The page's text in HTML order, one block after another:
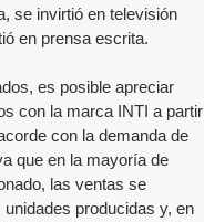
se invirtió en televisión
en prensa escrita.
es posible apreciar
con la marca INTI a partir
con la demanda de
que en la mayoría de
las ventas se
producidas y, en